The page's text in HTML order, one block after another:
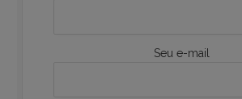
Seu e-mail